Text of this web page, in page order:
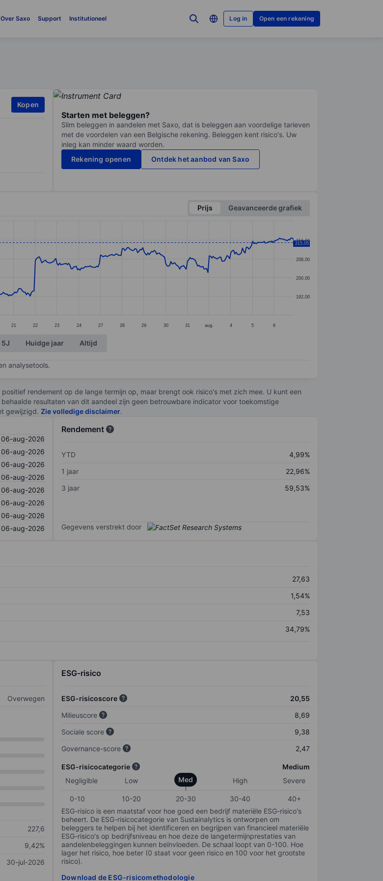
Over Saxo Support Institutioneel Log in Open een rekening
Kopen
Starten met beleggen?
Slim beleggen in aandelen met Saxo, dat is beleggen aan voordelige tarieven
met de voordelen van een Belgische rekening. Beleggen kent risico's. Uw
inleg kan minder waard worden.
Rekening openen
Ontdek het aanbod van Saxo
Prijs
Geavanceerde grafiek
191.78 to 216.85.
21 22 23 24 27 28 29 30 31 aug. 4 5 6
192,00
200,00
208,00
216,00
215,05
5J Huidge jaar Altijd
analysetools.
rendement op de lange termijn op, maar brengt ook risico's met zich mee. U kunt een
resultaten van dit aandeel zijn geen betrouwbare indicator voor toekomstige
gewijzigd. Zie volledige disclaimer.
06-aug-2026
06-aug-2026
06-aug-2026
06-aug-2026
06-aug-2026
06-aug-2026
06-aug-2026
06-aug-2026
Rendement
YTD
4,99%
1 jaar
22,96%
3 jaar
59,53%
Gegevens verstrekt door
27,63
1,54%
7,53
34,79%
Overwegen
227,6
9,42%
30-jul-2026
ESG-risico
ESG-risicoscore
20,55
Milieuscore
8,69
Sociale score
9,38
Governance-score
2,47
ESG-risicocategorie
Medium
Negligible
Low Med High Severe
0-10 10-20 20-30 30-40
40+
ESG-risico is een maatstaf voor hoe goed een bedrijf materiële ESG-risico's
beheert. De ESG-risicocategorie van Sustainalytics is ontworpen om
beleggers te helpen bij het identificeren en begrijpen van financieel materiële
ESG-risico's op bedrijfsniveau en hoe deze de langetermijnprestaties van
aandelenbeleggingen kunnen beïnvloeden. De schaal loopt van 0-100. Hoe
lager het risico, hoe beter (0 staat voor geen risico en 100 voor het grootste
risico).
Download de ESG-risicomethodologie